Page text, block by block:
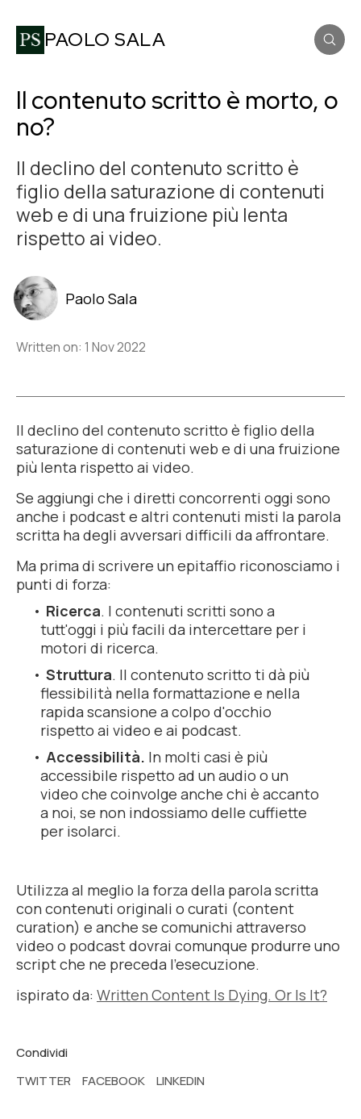
PAOLO SALA
Il contenuto scritto è morto, o
no?
Il declino del contenuto scritto è
figlio della saturazione di contenuti
web e di una fruizione più lenta
rispetto ai video.
Paolo Sala
Written on: 1 Nov 2022
Il declino del contenuto scritto è figlio della
saturazione di contenuti web e di una fruizione
più lenta rispetto ai video.
Se aggiungi che i diretti concorrenti oggi sono
anche i podcast e altri contenuti misti la parola
scritta ha degli avversari difficili da affrontare.
Ma prima di scrivere un epitaffio riconosciamo i
punti di forza:
Ricerca. I contenuti scritti sono a
tutt'oggi i più facili da intercettare per i
motori di ricerca.
Struttura. Il contenuto scritto ti dà più
flessibilità nella formattazione e nella
rapida scansione a colpo d'occhio
rispetto ai video e ai podcast.
Accessibilità. In molti casi è più
accessibile rispetto ad un audio o un
video che coinvolge anche chi è accanto
a noi, se non indossiamo delle cuffiette
per isolarci.
Utilizza al meglio la forza della parola scritta
con contenuti originali o curati (content
curation) e anche se comunichi attraverso
video o podcast dovrai comunque produrre uno
scriptche ne preceda l'esecuzione.
ispirato da: Written Content Is Dying. Or Is It?
Condividi
TWITTER
FACEBOOK LINKEDIN